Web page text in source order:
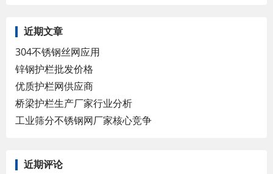
近期文章
304不锈钢丝网应用
锌钢护栏批发价格
优质护栏网供应商
桥梁护栏生产厂家行业分析
工业筛分不锈钢网厂家核心竞争
近期评论